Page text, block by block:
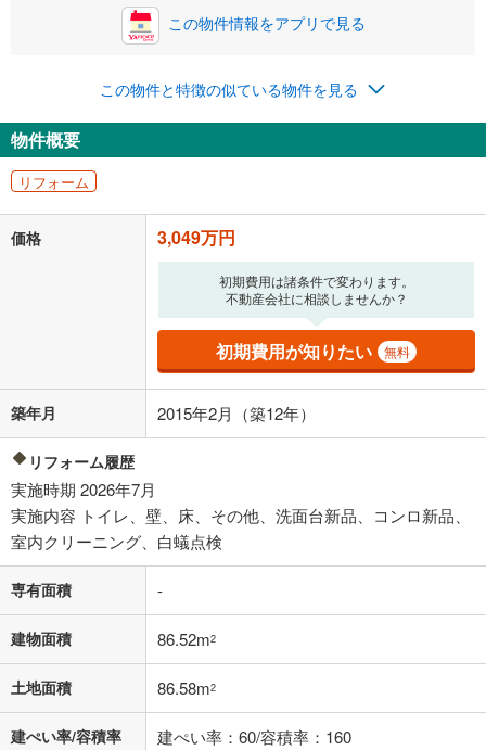
0円
ナス時の増額分（1回分）を入力してください。
ボーナス払いの限度額は金融機関によって異なります。
閉じる
月々の返済額
る値は、実際の金融機関等における貸出金利とは何ら関係がなく、実際
の金融機関等における貸出金利を何ら保証するものではありません。返
済方法「元利均等返済」にて算出しております。入力された金利を35年
適用した場合の計算結果を表示しています。
その他月額費用や、初期費用がかかります。ご注意ください。実際にお
借り入れの際は各金融機関等に、必ずご自身でご確認をお願いいたしま
条件によってお借り入れができないことがあります。
不動産会社に購入相談をする 無料
閉じる
この物件情報をアプリで見る
この物件と特徴の似ている物件を見る
物件概要
リフォーム
価格 3,049万円
初期費用は諸条件で変わります。
不動産会社に相談しませんか？
初期費用が知りたい 無料
築年月 2015年2月（築12年）
リフォーム履歴
実施時期 2026年7月
実施内容 トイレ、壁、床、その他、洗面台新品、コンロ新品、
室内クリーニング、白蟻点検
専有面積 -
建物面積 86.52m2
土地面積 86.58m2
建ぺい率/容積率 建ぺい率：60/容積率：160